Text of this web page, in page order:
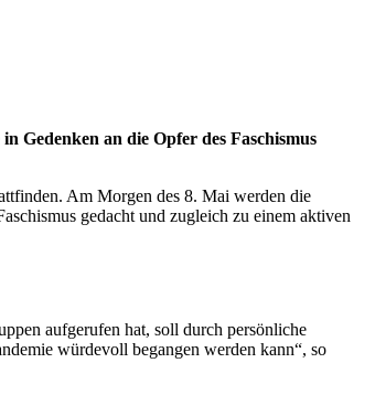
Gedenken an die Opfer des Faschismus
Am Morgen des 8. Mai werden die
gedacht und zugleich zu einem aktiven
aufgerufen hat, soll durch persönliche
würdevoll begangen werden kann“, so